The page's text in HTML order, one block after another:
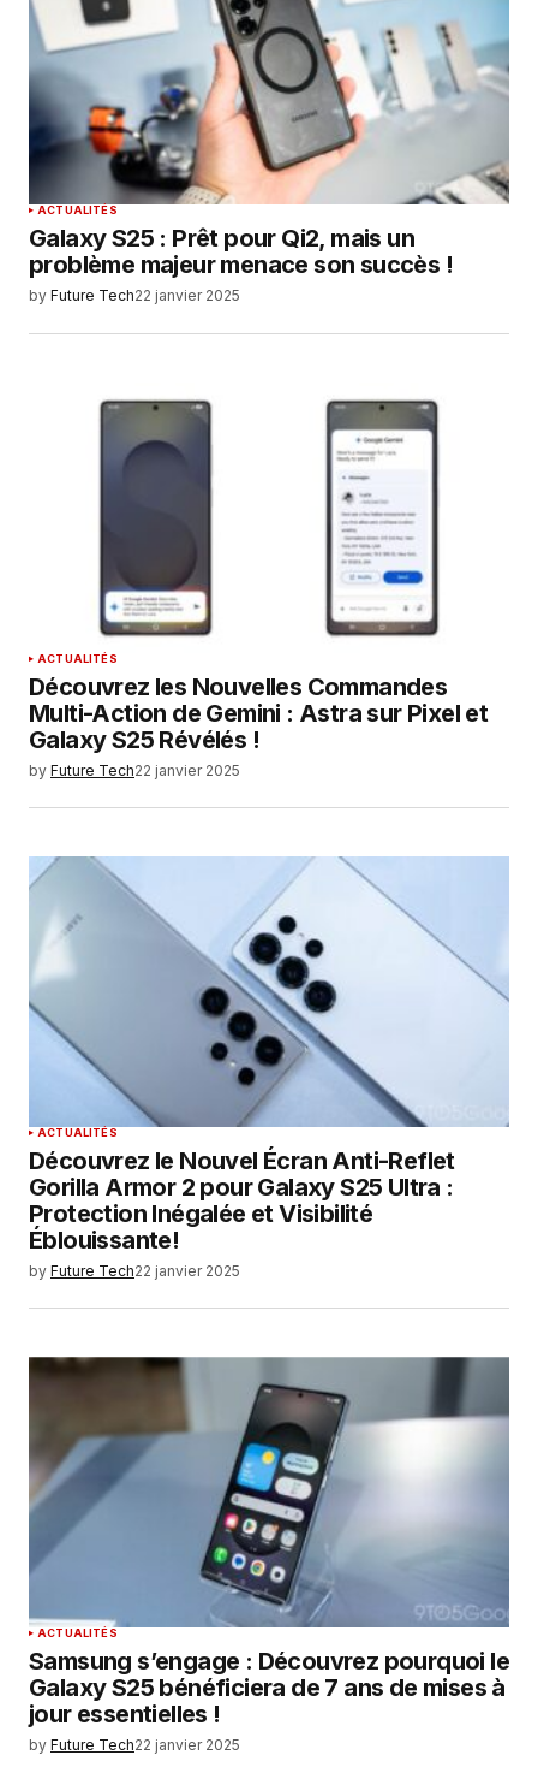
ACTUALITÉS
Galaxy S25 : Prêt pour Qi2, mais un
problème majeur menace son succès !
by Future Tech22 janvier 2025
ACTUALITÉS
Découvrez les Nouvelles Commandes
Multi-Action de Gemini : Astra sur Pixel et
Galaxy S25 Révélés !
by Future Tech22 janvier 2025
ACTUALITÉS
Découvrez le Nouvel Écran Anti-Reflet
Gorilla Armor 2 pour Galaxy S25 Ultra :
Protection Inégalée et Visibilité
Éblouissante!
by Future Tech22 janvier 2025
ACTUALITÉS
Samsung s’engage : Découvrez pourquoi le
Galaxy S25 bénéficiera de 7 ans de mises à
jour essentielles !
by Future Tech22 janvier 2025